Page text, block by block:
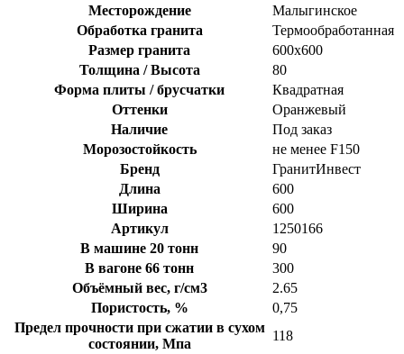
Месторождение
Малыгинское
Обработка гранита
Термообработанная
Размер гранита
600х600
Толщина / Высота
80
Форма плиты / брусчатки
Квадратная
Оттенки
Оранжевый
Наличие
Под заказ
Морозостойкость
не менее F150
Бренд
ГранитИнвест
Длина
600
Ширина
600
Артикул
1250166
В машине 20 тонн
90
В вагоне 66 тонн
300
Объёмный вес, г/см3
2.65
Пористость, %
0,75
Предел прочности при сжатии в сухом
состоянии, Мпа
118